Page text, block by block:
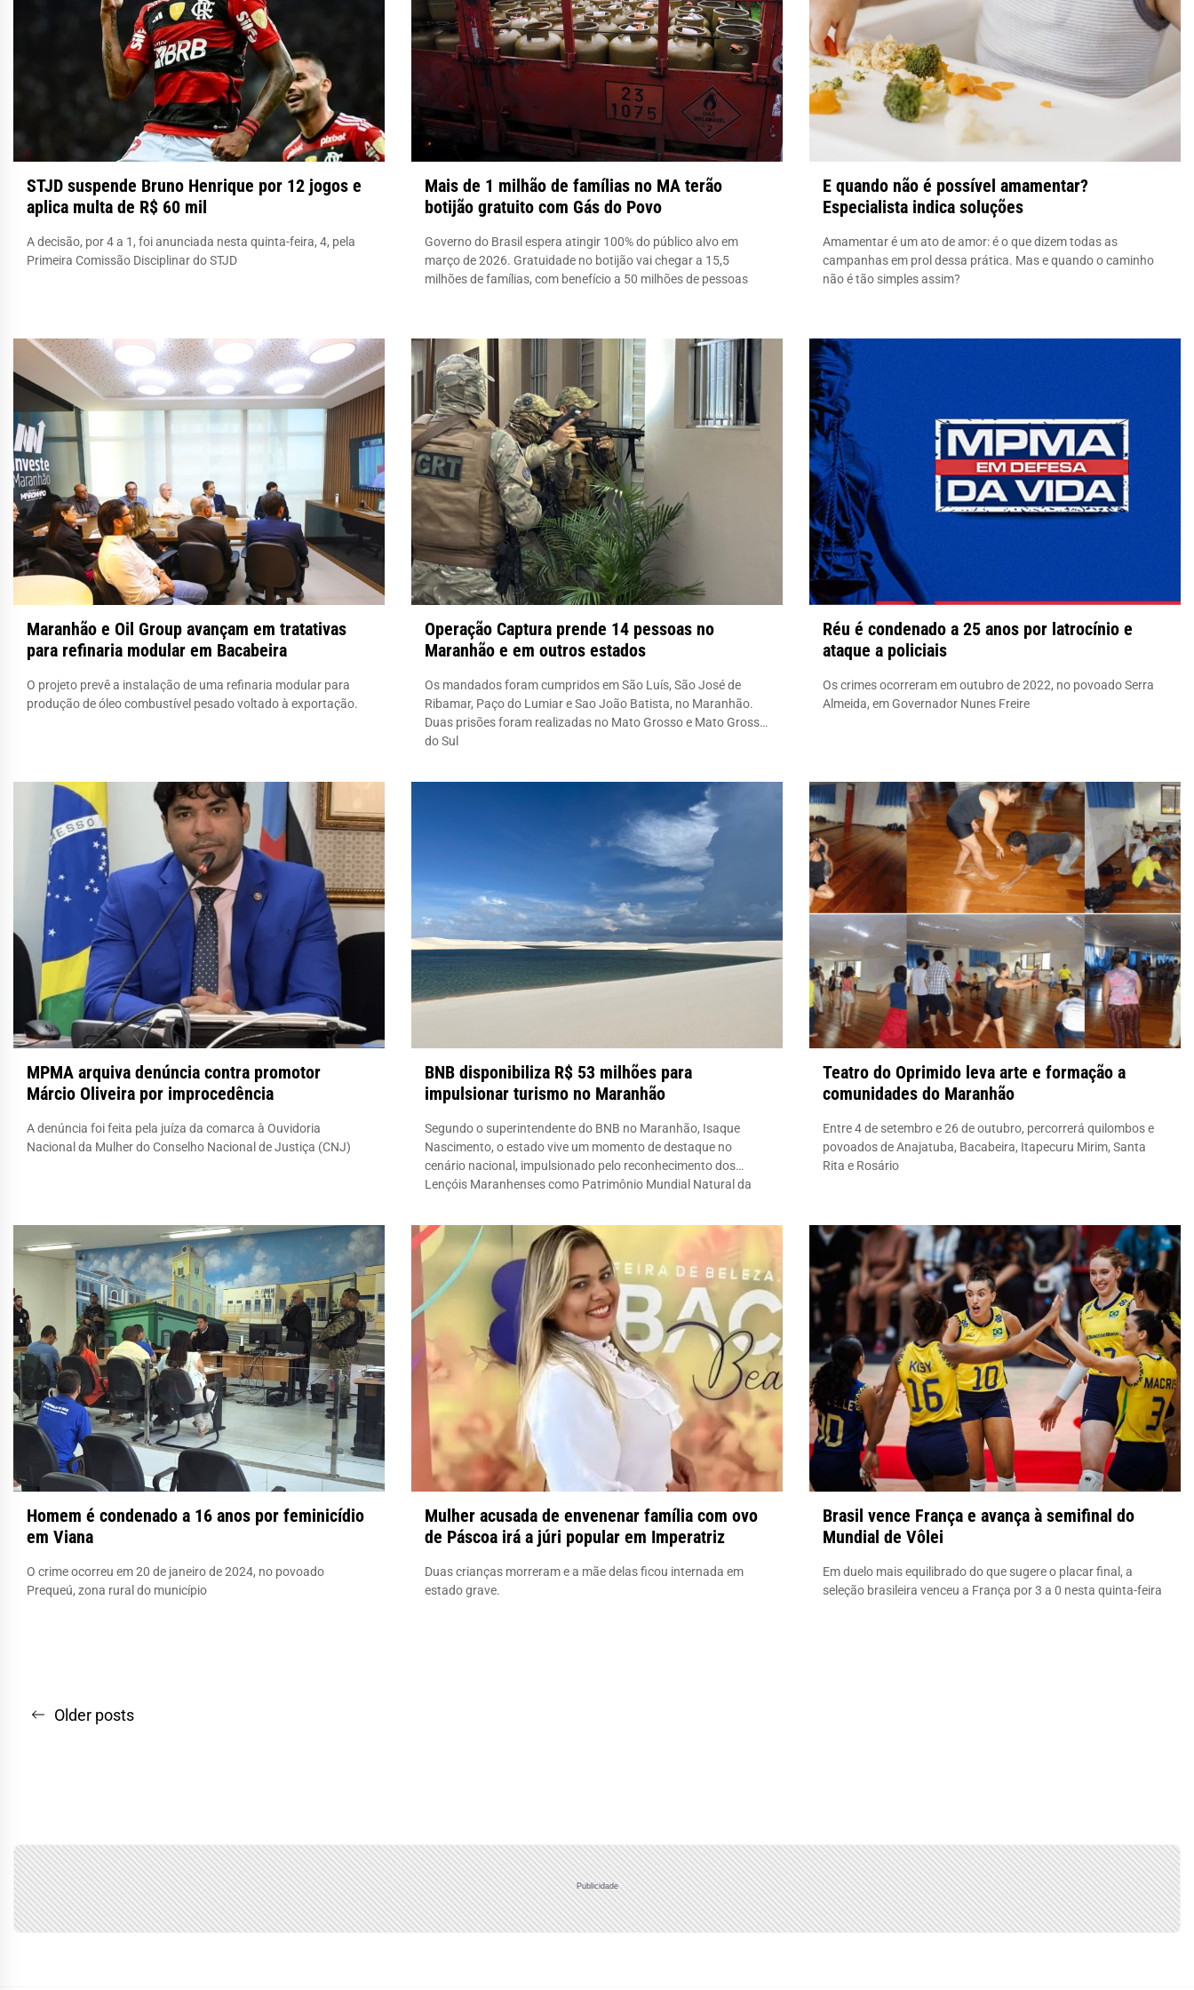
STJD suspende Bruno Henrique por 12 jogos e
aplica multa de R$ 60 mil
A decisão, por 4 a 1, foi anunciada nesta quinta-feira, 4, pela
Primeira Comissão Disciplinar do STJD
Mais de 1 milhão de famílias no MA terão
botijão gratuito com Gás do Povo
Governo do Brasil espera atingir 100% do público alvo em
março de 2026. Gratuidade no botijão vai chegar a 15,5
milhões de famílias, com benefício a 50 milhões de pessoas
E quando não é possível amamentar?
Especialista indica soluções
Amamentar é um ato de amor: é o que dizem todas as
campanhas em prol dessa prática. Mas e quando o caminho
não é tão simples assim?
Maranhão e Oil Group avançam em tratativas
para refinaria modular em Bacabeira
O projeto prevê a instalação de uma refinaria modular para
produção de óleo combustível pesado voltado à exportação.
Operação Captura prende 14 pessoas no
Maranhão e em outros estados
Os mandados foram cumpridos em São Luís, São José de
Ribamar, Paço do Lumiar e Sao João Batista, no Maranhão.
Duas prisões foram realizadas no Mato Grosso e Mato Grosso
do Sul
Réu é condenado a 25 anos por latrocínio e
ataque a policiais
Os crimes ocorreram em outubro de 2022, no povoado Serra
Almeida, em Governador Nunes Freire
MPMA arquiva denúncia contra promotor
Márcio Oliveira por improcedência
A denúncia foi feita pela juíza da comarca à Ouvidoria
Nacional da Mulher do Conselho Nacional de Justiça (CNJ)
BNB disponibiliza R$ 53 milhões para
impulsionar turismo no Maranhão
Segundo o superintendente do BNB no Maranhão, Isaque
Nascimento, o estado vive um momento de destaque no
cenário nacional, impulsionado pelo reconhecimento dos
Lençóis Maranhenses como Patrimônio Mundial Natural da
Teatro do Oprimido leva arte e formação a
comunidades do Maranhão
Entre 4 de setembro e 26 de outubro, percorrerá quilombos e
povoados de Anajatuba, Bacabeira, Itapecuru Mirim, Santa
Rita e Rosário
Homem é condenado a 16 anos por feminicídio
em Viana
O crime ocorreu em 20 de janeiro de 2024, no povoado
Prequeú, zona rural do município
Mulher acusada de envenenar família com ovo
de Páscoa irá a júri popular em Imperatriz
Duas crianças morreram e a mãe delas ficou internada em
estado grave.
Brasil vence França e avança à semifinal do
Mundial de Vôlei
Em duelo mais equilibrado do que sugere o placar final, a
seleção brasileira venceu a França por 3 a 0 nesta quinta-feira
Navegação
Older posts
Publicidade